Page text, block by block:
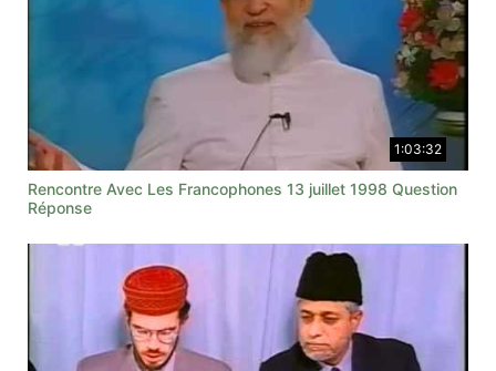
1:03:32
Rencontre Avec Les Francophones 13 juillet 1998 Question
Réponse